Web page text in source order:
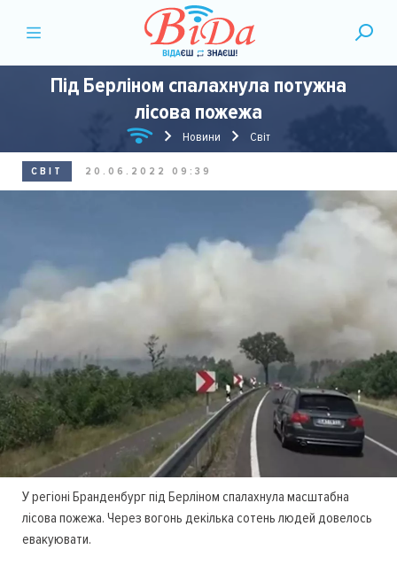
Під Берліном спалахнула потужна
лісова пожежа
Новини Світ
СВІТ 20.06.2022 09:39
У регіоні Бранденбург під Берліном спалахнула масштабна
лісова пожежа. Через вогонь декілька сотень людей довелось
евакуювати.